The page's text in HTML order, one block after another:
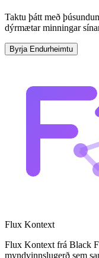
Taktu þátt með
dýrmætar minningar
Byrja Endurheimtu
Flux Kontext
Flux Kontext frá Black
myndvinnslugerð sem